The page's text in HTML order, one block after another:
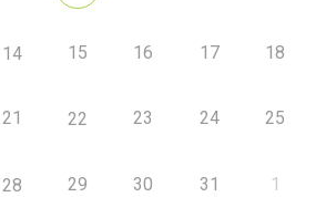
14 15 16 17 18
21 22 23 24 25
28 29 30 31 1